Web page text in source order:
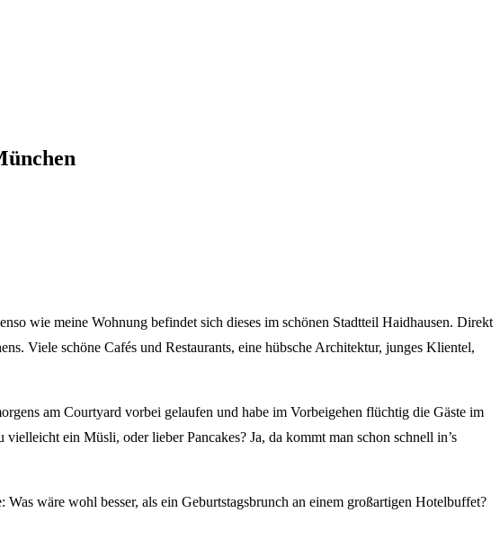
wie meine Wohnung befindet sich dieses im schönen Stadtteil Haidhausen. Direkt
Viele schöne Cafés und Restaurants, eine hübsche Architektur, junges Klientel,
am Courtyard vorbei gelaufen und habe im Vorbeigehen flüchtig die Gäste im
ein Müsli, oder lieber Pancakes? Ja, da kommt man schon schnell in’s
Was wäre wohl besser, als ein Geburtstagsbrunch an einem großartigen Hotelbuffet?